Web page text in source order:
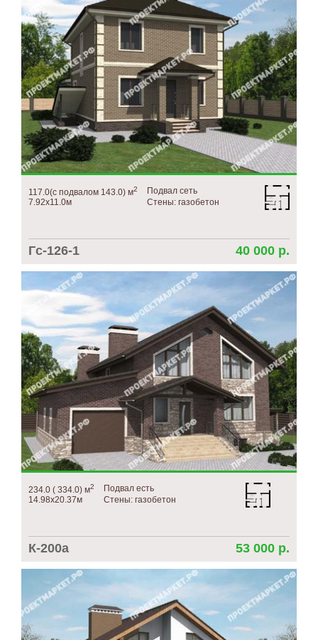
117.0(с подвалом 143.0) м2
7.92х11.0м
Подвал сеть
Стены: газобетон
Гс-126-1 40 000 р.
234.0 ( 334.0) м2
14.98х20.37м
Подвал есть
Стены: газобетон
К-200а 53 000 р.